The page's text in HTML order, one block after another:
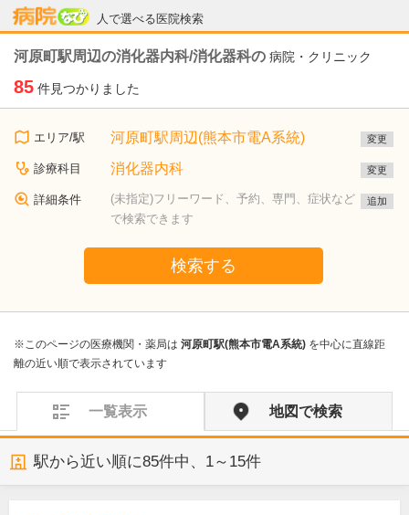
人で選べる医院検索
病院なび
河原町駅周辺の消化器内科/消化器科の 病院・クリニック
85 件見つかりました
エリア/駅 河原町駅周辺(熊本市電A系統) 変更
診療科目 消化器内科 変更
詳細条件
(未指定)フリーワード、予約、専門、症状など
で検索できます
追加
検索する
※このページの医療機関・薬局は 河原町駅(熊本市電A系統) を中心に直線距
離の近い順で表示されています
一覧表示 地図で検索
駅から近い順に85件中、 1～15件